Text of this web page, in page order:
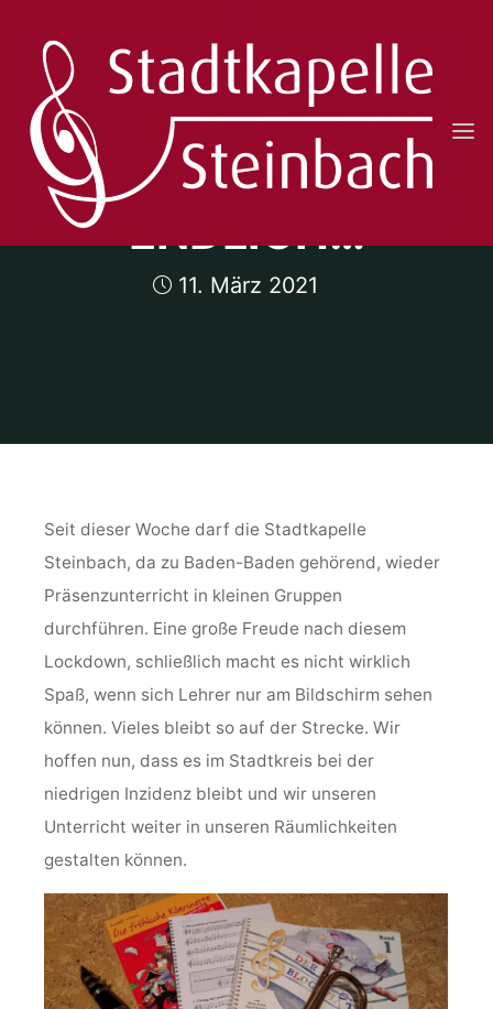
content
STADTKAPELLE
STEINBACH
E.V.
ENDLICH…
11. März 2021
Seit dieser Woche darf die Stadtkapelle
Steinbach, da zu Baden-Baden gehörend, wieder
Präsenzunterricht in kleinen Gruppen
durchführen. Eine große Freude nach diesem
Lockdown, schließlich macht es nicht wirklich
Spaß, wenn sich Lehrer nur am Bildschirm sehen
können. Vieles bleibt so auf der Strecke. Wir
hoffen nun, dass es im Stadtkreis bei der
niedrigen Inzidenz bleibt und wir unseren
Unterricht weiter in unseren Räumlichkeiten
gestalten können.